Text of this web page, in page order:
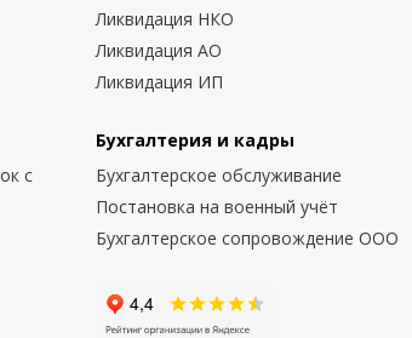
Ликвидация НКО
Ликвидация АО
Ликвидация ИП
с
Бухгалтерия и кадры
Бухгалтерское обслуживание
Постановка на военный учёт
Бухгалтерское сопровождение ООО